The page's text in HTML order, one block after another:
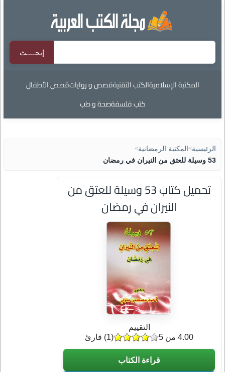
المكتبة الإسلاميةالكتب التقنيةقصص و رواياتقصص الأطفال
كتب فلسفةصحة و طب
الرئيسية> المكتبة الرمضانية>
53 وسيلة للعتق من النيران في رمضان
تحميل كتاب 53 وسيلة للعتق من
النيران في رمضان
التقييم
(
1) قارئ 4.00 من 5
قراءة الكتاب